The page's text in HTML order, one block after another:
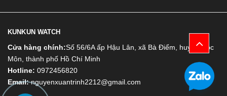
KUNKUN WATCH
Cửa hàng chính:Số 56/6A ấp Hậu Lân, xã Bà Điểm, huyện Hóc
Môn, thành phố Hồ Chí Minh
Hotline: 0972456820
Email: nguyenxuantrinh2212@gmail.com